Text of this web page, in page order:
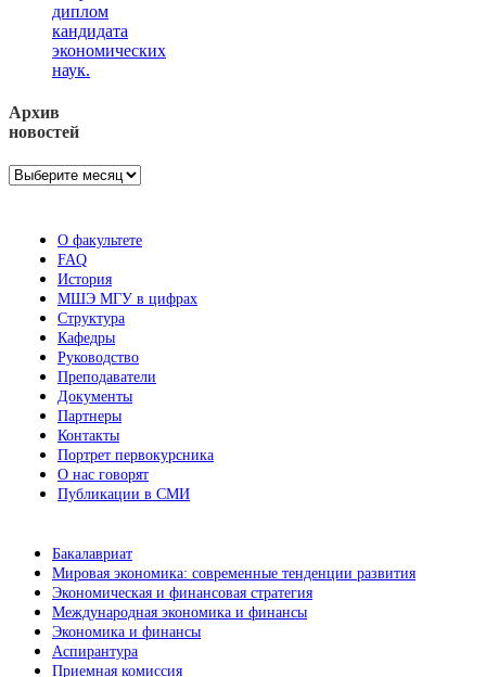
диплом
кандидата
экономических
наук.
Архив
новостей
Архив
О факультете
FAQ
История
МШЭ МГУ в цифрах
Структура
Кафедры
Руководство
Преподаватели
Документы
Партнеры
Контакты
Портрет первокурсника
О нас говорят
Публикации в СМИ
Бакалавриат
Мировая экономика: современные тенденции развития
Экономическая и финансовая стратегия
Международная экономика и финансы
Экономика и финансы
Аспирантура
Приемная комиссия